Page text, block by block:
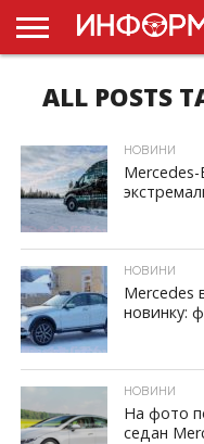
ГОЛОВНА
НОВИНИ
ПДР
УКРАЇНИ
РЕКЛАМА
ПРОЕКТЫ
ALL POSTS
ID, "post_views_count", true); if ( $post_views >= 1) { ?>
НОВИНИ
ID, "post_views_count", true); if ( $post_views >= 1) { ?>
НОВИНИ
Mercedes
новинку:
НОВИНИ
На фото
седан